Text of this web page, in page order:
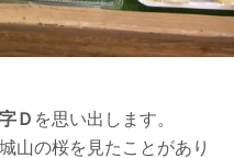
Ｄ を思い出します。
山の桜を見たことがあり